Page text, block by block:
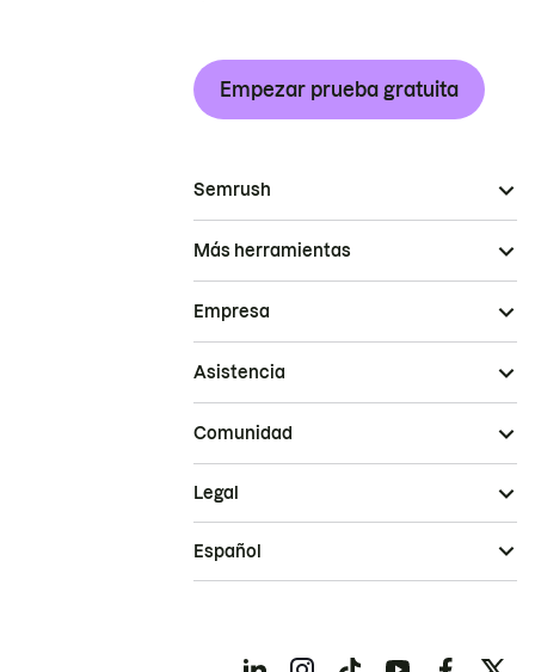
Empezar prueba gratuita
Semrush
Más herramientas
Empresa
Asistencia
Comunidad
Legal
Español